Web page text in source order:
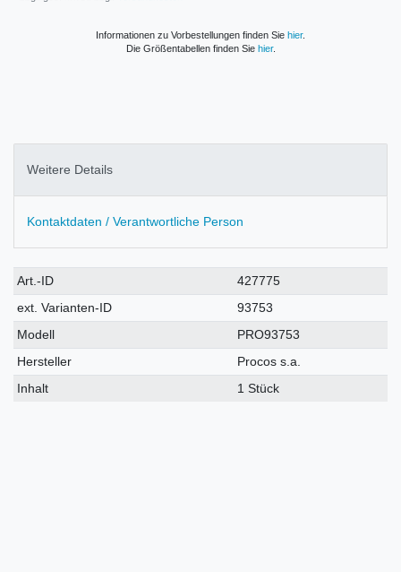
Informationen zu Vorbestellungen finden Sie hier.
Die Größentabellen finden Sie hier.
Weitere Details
Kontaktdaten / Verantwortliche Person
Technisches
Merkmal
Wert
Art.-ID
427775
ext. Varianten-ID
93753
Modell
PRO93753
Hersteller
Procos s.a.
Inhalt
1 Stück